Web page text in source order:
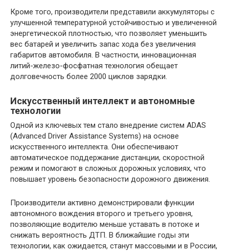
Кроме того, производители представили аккумуляторы с
улучшенной температурной устойчивостью и увеличенной
энергетической плотностью, что позволяет уменьшить
вес батарей и увеличить запас хода без увеличения
габаритов автомобиля. В частности, инновационная
литий-железо-фосфатная технология обещает
долговечность более 2000 циклов зарядки.
Искусственный интеллект и автономные
технологии
Одной из ключевых тем стало внедрение систем ADAS
(Advanced Driver Assistance Systems) на основе
искусственного интеллекта. Они обеспечивают
автоматическое поддержание дистанции, скоростной
режим и помогают в сложных дорожных условиях, что
повышает уровень безопасности дорожного движения.
Производители активно демонстрировали функции
автономного вождения второго и третьего уровня,
позволяющие водителю меньше уставать в потоке и
снижать вероятность ДТП. В ближайшие годы эти
технологии, как ожидается, станут массовыми и в России,